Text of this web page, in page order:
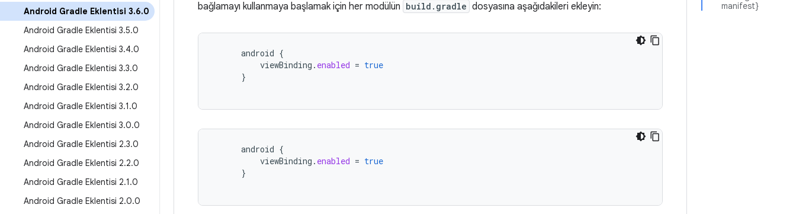
Android Gradle Eklentisi 3.6.0
Android Gradle Eklentisi 3.5.0
Android Gradle Eklentisi 3.4.0
Android Gradle Eklentisi 3.3.0
Android Gradle Eklentisi 3.2.0
Android Gradle Eklentisi 3.1.0
Android Gradle Eklentisi 3.0.0
Android Gradle Eklentisi 2.3.0
Android Gradle Eklentisi 2.2.0
Android Gradle Eklentisi 2.1.0
Android Gradle Eklentisi 2.0.0
manifest}
bağlamayı kullanmaya başlamak için her modülün build.gradle dosyasına aşağıdakileri ekleyin:
android {
viewBinding . enabled = true
}
android {
viewBinding . enabled = true
}